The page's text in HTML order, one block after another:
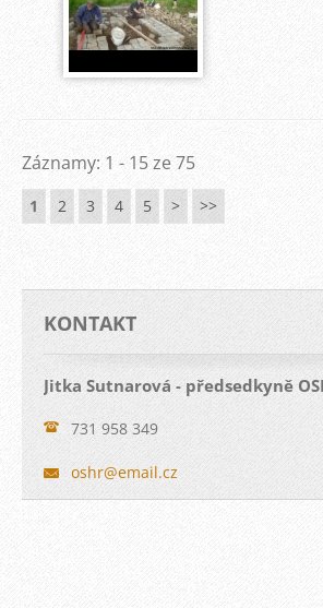
Záznamy: 1 - 15 ze 75
1 2 3 4 5 > >>
KONTAKT
Jitka Sutnarová - předsedkyně
731 958 349
oshr@email.cz